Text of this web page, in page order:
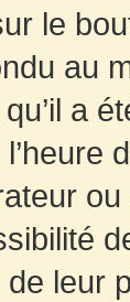
le
au
a
de leur